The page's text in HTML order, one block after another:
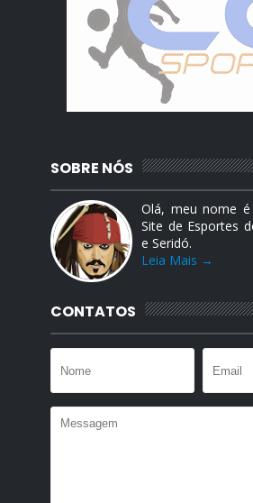
SOBRE NÓS
Olá, meu nome é
Site de Esportes
e Seridó.
Leia Mais →
CONTATOS